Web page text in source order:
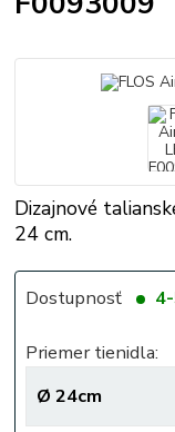
Dizajnové
24 cm.
Dostupnosť
Priemer tienidla: